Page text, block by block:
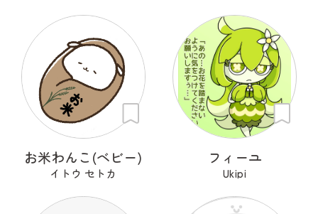
お米わんこ(ベビー)
イトウ セトカ
フィーユ
Ukipi